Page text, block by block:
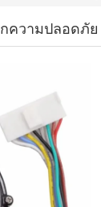
ความปลอด